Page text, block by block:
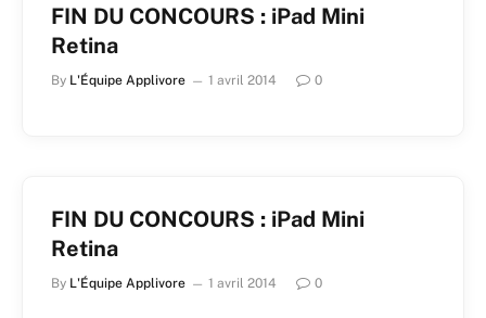
FIN DU CONCOURS : iPad Mini
Retina
By L'Équipe Applivore 1 avril 2014 0
FIN DU CONCOURS : iPad Mini
Retina
By L'Équipe Applivore 1 avril 2014 0